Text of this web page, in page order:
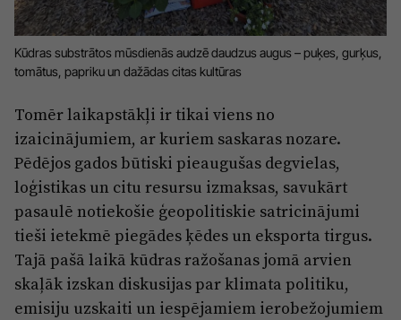
Saulkrasti
Sigulda
Kontakti
Reklāma
Privātuma politika
Ētikas kodekss
Lietošanas noteikumi
Pārredzamības paziņojumi
Sludinājumi
Kūdras substrātos mūsdienās audzē daudzus augus – puķes, gurķus,
tomātus, papriku un dažādas citas kultūras
Tomēr laikapstākļi ir tikai viens no
izaicinājumiem, ar kuriem saskaras nozare.
Pēdējos gados būtiski pieaugušas degvielas,
loģistikas un citu resursu izmaksas, savukārt
pasaulē notiekošie ģeopolitiskie satricinājumi
tieši ietekmē piegādes ķēdes un eksporta tirgus.
Tajā pašā laikā kūdras ražošanas jomā arvien
skaļāk izskan diskusijas par klimata politiku,
emisiju uzskaiti un iespējamiem ierobežojumiem